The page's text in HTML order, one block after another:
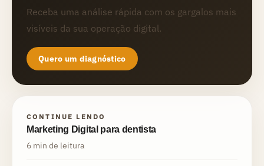
Receba uma análise rápida com os gargalos mais
visíveis da sua operação digital.
Quero um diagnóstico
CONTINUE LENDO
Marketing Digital para dentista
6 min de leitura